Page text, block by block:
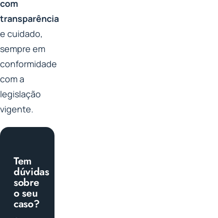
com
transparência
e cuidado,
sempre em
conformidade
com a
legislação
vigente.
Tem
dúvidas
sobre
o seu
caso?